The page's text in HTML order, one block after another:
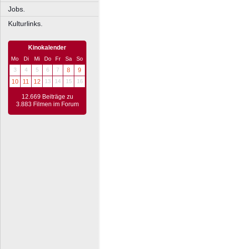
Jobs.
Kulturlinks.
Kinokalender
Mo Di Mi Do Fr Sa
So
3
4 5 6 7 8
9
10
11 12 13 14 15 16
12.669 Beiträge zu
3.883 Filmen im Forum